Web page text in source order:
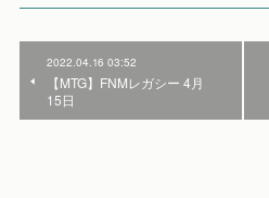
2022.04.16 03:52
【MTG】FNMレガシー 4月
15日